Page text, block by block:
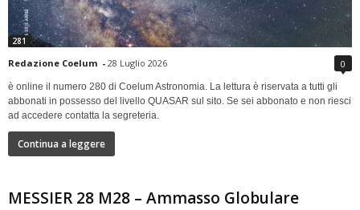
281
Redazione Coelum - 28 Luglio 2026 0
è online il numero 280 di Coelum Astronomia. La lettura è riservata a tutti gli
abbonati in possesso del livello QUASAR sul sito. Se sei abbonato e non riesci
ad accedere contatta la segreteria.
Continua a leggere
MESSIER 28 M28 – Ammasso Globulare